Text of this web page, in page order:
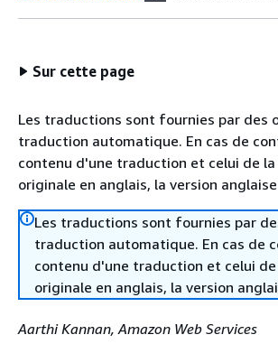
Sur cette page
Les traductions sont fournies par des
traduction automatique. En cas de
contenu d'une traduction et celui de la
originale en anglais, la version
Les traductions sont fournies par
traduction automatique. En cas de
contenu d'une traduction et celui de
originale en anglais, la version
Aarthi Kannan, Amazon Web Services